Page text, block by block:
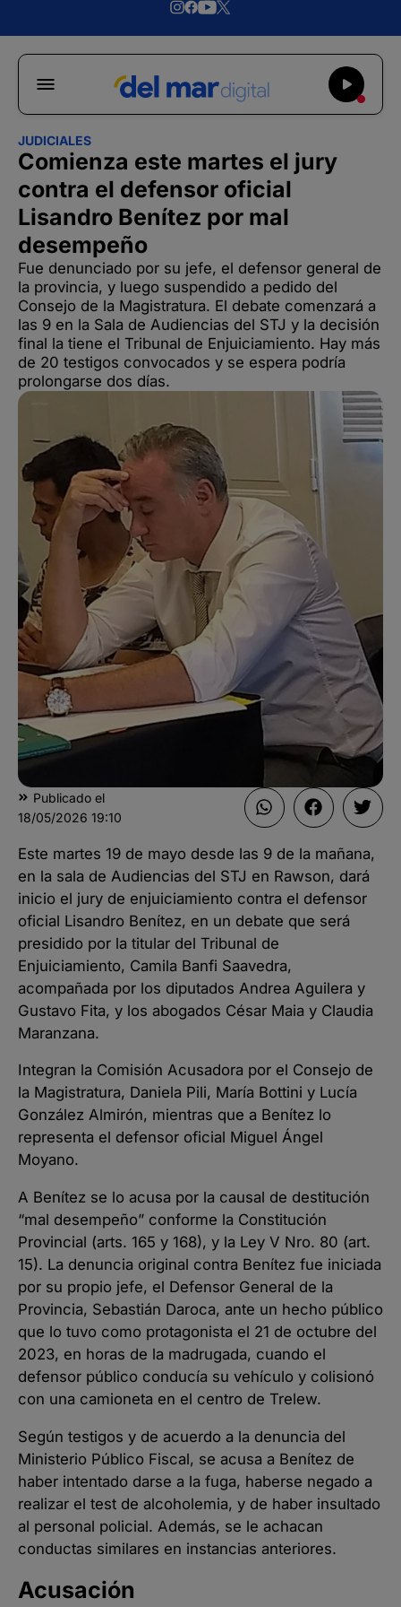
JUDICIALES
Comienza este martes el jury
contra el defensor oficial
Lisandro Benítez por mal
desempeño
Fue denunciado por su jefe, el defensor general de
la provincia, y luego suspendido a pedido del
Consejo de la Magistratura. El debate comenzará a
las 9 en la Sala de Audiencias del STJ y la decisión
final la tiene el Tribunal de Enjuiciamiento. Hay más
de 20 testigos convocados y se espera podría
prolongarse dos días.
Publicado el
18/05/2026 19:10
Este martes 19 de mayo desde las 9 de la mañana,
en la sala de Audiencias del STJ en Rawson, dará
inicio el jury de enjuiciamiento contra el defensor
oficial Lisandro Benítez, en un debate que será
presidido por la titular del Tribunal de
Enjuiciamiento, Camila Banfi Saavedra,
acompañada por los diputados Andrea Aguilera y
Gustavo Fita, y los abogados César Maia y Claudia
Maranzana.
Integran la Comisión Acusadora por el Consejo de
la Magistratura, Daniela Pili, María Bottini y Lucía
González Almirón, mientras que a Benítez lo
representa el defensor oficial Miguel Ángel
Moyano.
A Benítez se lo acusa por la causal de destitución
“mal desempeño” conforme la Constitución
Provincial (arts. 165 y 168), y la Ley V Nro. 80 (art.
15). La denuncia original contra Benítez fue iniciada
por su propio jefe, el Defensor General de la
Provincia, Sebastián Daroca, ante un hecho público
que lo tuvo como protagonista el 21 de octubre del
2023, en horas de la madrugada, cuando el
defensor público conducía su vehículo y colisionó
con una camioneta en el centro de Trelew.
Según testigos y de acuerdo a la denuncia del
Ministerio Público Fiscal, se acusa a Benítez de
haber intentado darse a la fuga, haberse negado a
realizar el test de alcoholemia, y de haber insultado
al personal policial. Además, se le achacan
conductas similares en instancias anteriores.
Acusación